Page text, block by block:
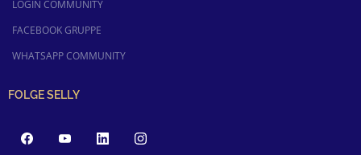
LOGIN COMMUNITY
FACEBOOK GRUPPE
WHATSAPP COMMUNITY
FOLGE SELLY